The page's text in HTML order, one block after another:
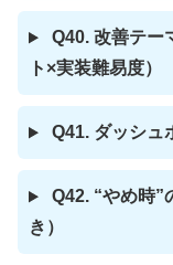
Q40. 改善テー
ト×実装難易度）
Q41. ダッシュ
Q42. “やめ時”
き）